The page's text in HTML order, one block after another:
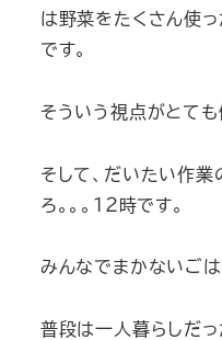
は野菜をたくさん使っ
です。
そういう視点がとても
そして、だいたい作
ろ。。。１２時です。
みんなでまかないご
普段は一人暮らしだっ